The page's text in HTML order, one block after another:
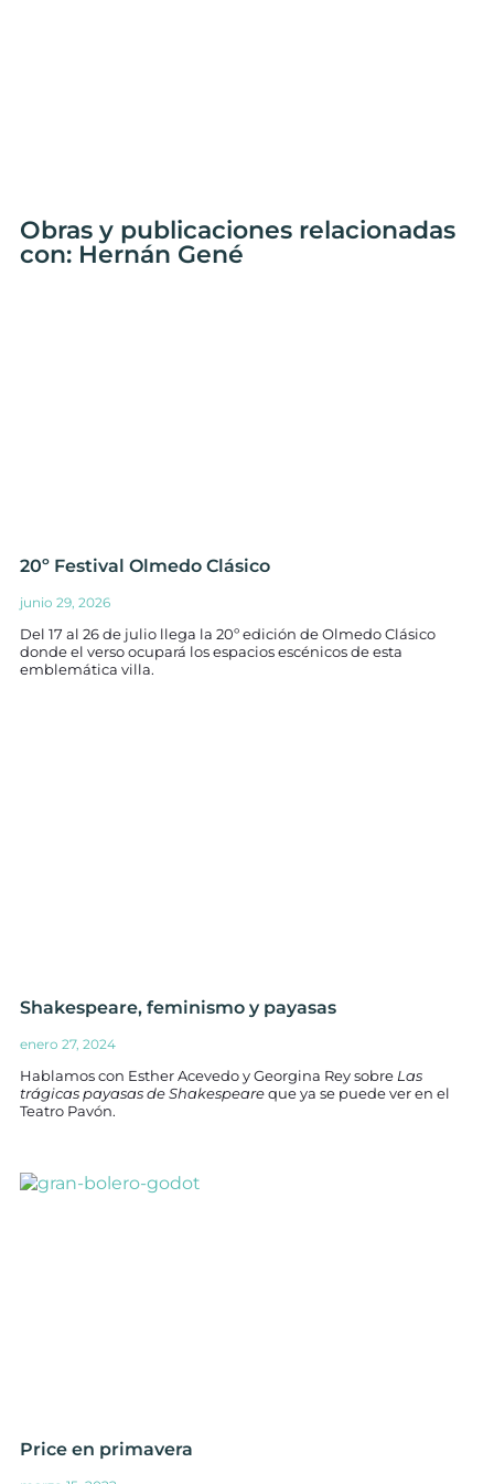
Obras y publicaciones relacionadas
con: Hernán Gené
20º Festival Olmedo Clásico
junio 29, 2026
Del 17 al 26 de julio llega la 20º edición de Olmedo Clásico
donde el verso ocupará los espacios escénicos de esta
emblemática villa.
Shakespeare, feminismo y payasas
enero 27, 2024
Hablamos con Esther Acevedo y Georgina Rey sobre Las
trágicas payasas de Shakespeareque ya se puede ver en el
Teatro Pavón.
Price en primavera